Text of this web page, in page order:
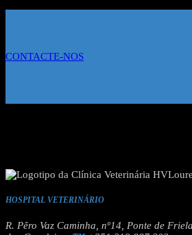
CONTACTE-NOS
HOSPITAL VETERINÁRIO
R. Pêro Vaz Caminha, nº14, Ponte de